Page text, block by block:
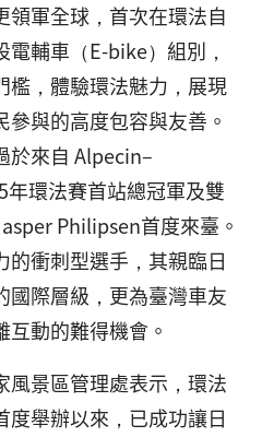
領軍全球，首次在環法自
輔車（E-bike）組別，
檻，體驗環法魅力，展現
與的高度包容與友善。
於來自 Alpecin–
環法賽首站總冠軍及雙
Philipsen首度來臺。
衝刺型選手，其親臨日
國際層級，更為臺灣車友
動的難得機會。
風景區管理處表示，環法
舉辦以來，已成功讓日